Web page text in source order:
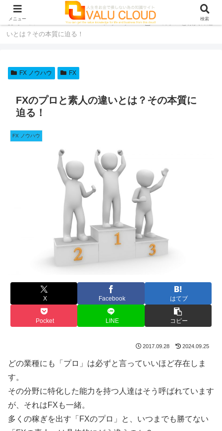
ホーム FX FX ノウハウ
FXのプロと素人の違
いとは？その本質に迫る！
FX ノウハウ FX
FXのプロと素人の違いとは？その本質に
迫る！
FX ノウハウ
X Facebook はてブ
Pocket LINE コピー
2017.09.28 2024.09.25
どの業種にも「プロ」は必ずと言っていいほど存在しま
す。
その分野に特化した能力を持つ人達はそう呼ばれています
が、それはFXも一緒。
多くの稼ぎを出す「FXのプロ」と、いつまでも勝てない
メニュー 検索